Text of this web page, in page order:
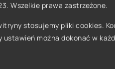
Wszelkie prawa zastrzeżone.
stosujemy pliki cookies.
ustawień można dokonać w